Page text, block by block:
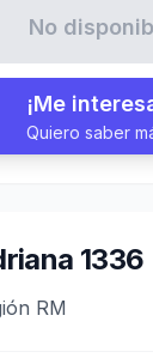
1336
RM
No
¡Me
Quiero saber